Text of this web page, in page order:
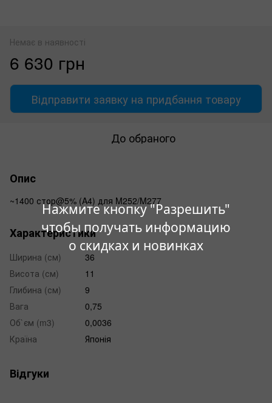
Нажмите кнопку "Разрешить"
чтобы получать информацию
о скидках и новинках
Немає в наявності
6 630 грн
Відправити заявку на придбання товару
До обраного
Опис
~1400 стор@5% (A4) для M252/M277
Характеристики
Ширина (см)
36
Висота (см)
11
Глибина (см)
9
Вага
0,75
Об`єм (m3)
0,0036
Країна
Японія
Відгуки